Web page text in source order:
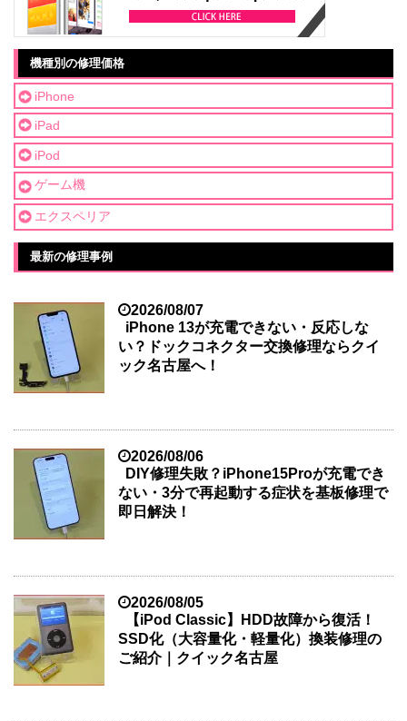
機種別の修理価格
iPhone
iPad
iPod
ゲーム機
エクスペリア
最新の修理事例
2026/08/07
iPhone 13が充電できない・反応しな
い？ドックコネクター交換修理ならクイ
ック名古屋へ！
2026/08/06
DIY修理失敗？iPhone15Proが充電でき
ない・3分で再起動する症状を基板修理で
即日解決！
2026/08/05
【iPod Classic】HDD故障から復活！
SSD化（大容量化・軽量化）換装修理の
ご紹介｜クイック名古屋